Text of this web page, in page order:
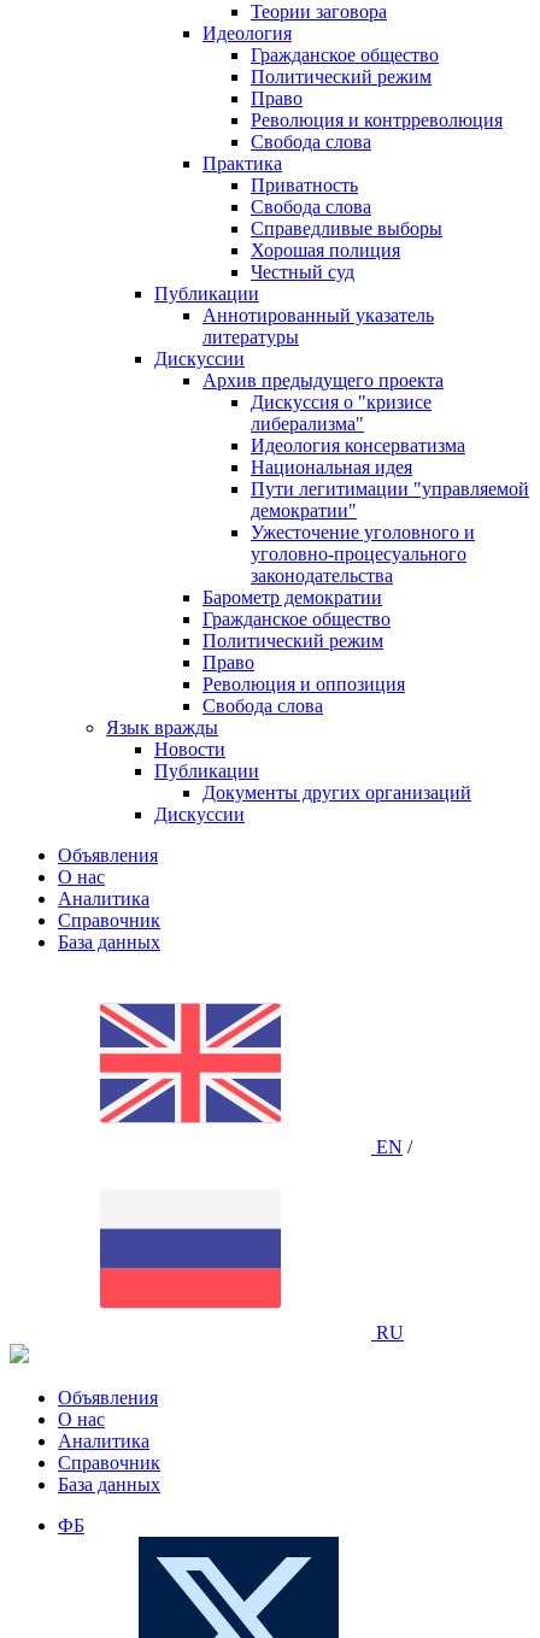
Теории заговора
Идеология
Гражданское общество
Политический режим
Право
Революция и контрреволюция
Свобода слова
Практика
Приватность
Свобода слова
Справедливые выборы
Хорошая полиция
Честный суд
Публикации
Аннотированный указатель
литературы
Дискуссии
Архив предыдущего проекта
Дискуссия о "кризисе
либерализма"
Идеология консерватизма
Национальная идея
Пути легитимации "управляемой
демократии"
Ужесточение уголовного и
уголовно-процесуального
законодательства
Барометр демократии
Гражданское общество
Политический режим
Право
Революция и оппозиция
Свобода слова
Язык вражды
Новости
Публикации
Документы других организаций
Дискуссии
Объявления
О нас
Аналитика
Справочник
База данных
EN /
RU
Объявления
О нас
Аналитика
Справочник
База данных
ФБ